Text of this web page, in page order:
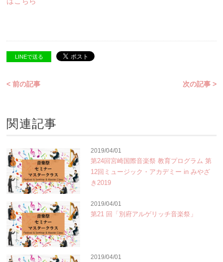
LINEで送る
< 前の記事 次の記事 >
関連記事
2019/04/01
第24回宮崎国際音楽祭 教育プログラム 第
12回ミュージック・アカデミー in みやざ
き2019
2019/04/01
第21 回「別府アルゲリッチ音楽祭」
2019/04/01